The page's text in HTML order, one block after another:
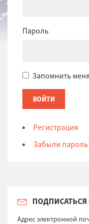
Пароль
Запомнить меня
Регистрация
Забыли
Адрес электронной